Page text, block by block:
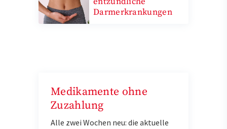
Darmerkrankungen
Medikamente ohne
Zuzahlung
Alle zwei Wochen neu: die aktuelle